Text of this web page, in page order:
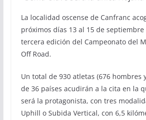
La localidad oscense de Canfranc
próximos días 13 al 15 de
tercera edición del Campeonato del
Off Road.
Un total de 930 atletas (676 hombres
de 36 países acudirán a la cita en la
será la protagonista, con tres
Uphill o Subida Vertical, con 6,5